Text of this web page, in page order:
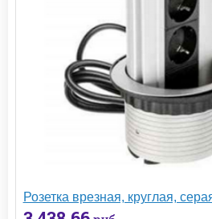
Розетка врезная, круглая,